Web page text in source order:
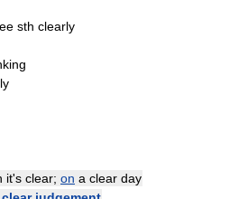
sth clearly
clear; on a clear day